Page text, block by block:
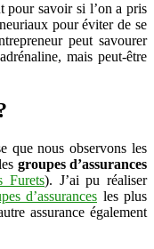
pour savoir si l’on a pris
pour éviter de se
peut savourer
mais peut-être
que nous observons les
groupes d’assurances
Furets). J’ai pu réaliser
d’assurances les plus
assurance également